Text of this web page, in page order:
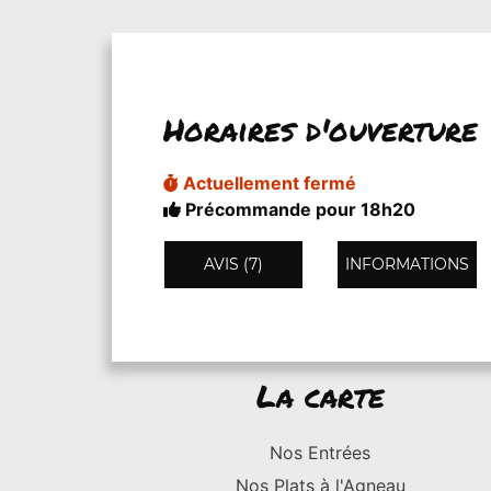
Horaires d'ouverture
Actuellement fermé
Précommande pour 18h20
AVIS (7) INFORMATIONS
La carte
Nos Entrées
Nos Plats à l'Agneau